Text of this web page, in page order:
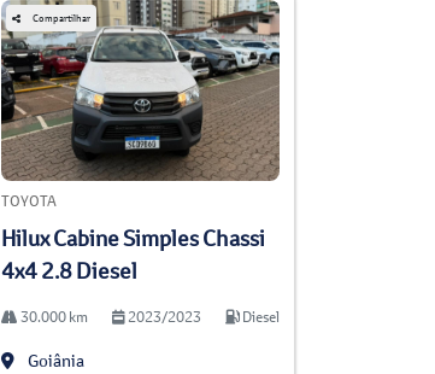
Compartilhar
TOYOTA
Hilux Cabine Simples Chassi
4x4 2.8 Diesel
30.000 km 2023/2023 Diesel
Goiânia